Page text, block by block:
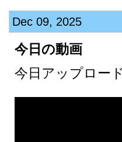
Dec 09, 2025
今日の動画
今日アップロー